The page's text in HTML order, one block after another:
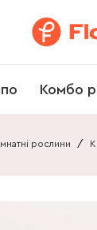
Комбо
рослини /